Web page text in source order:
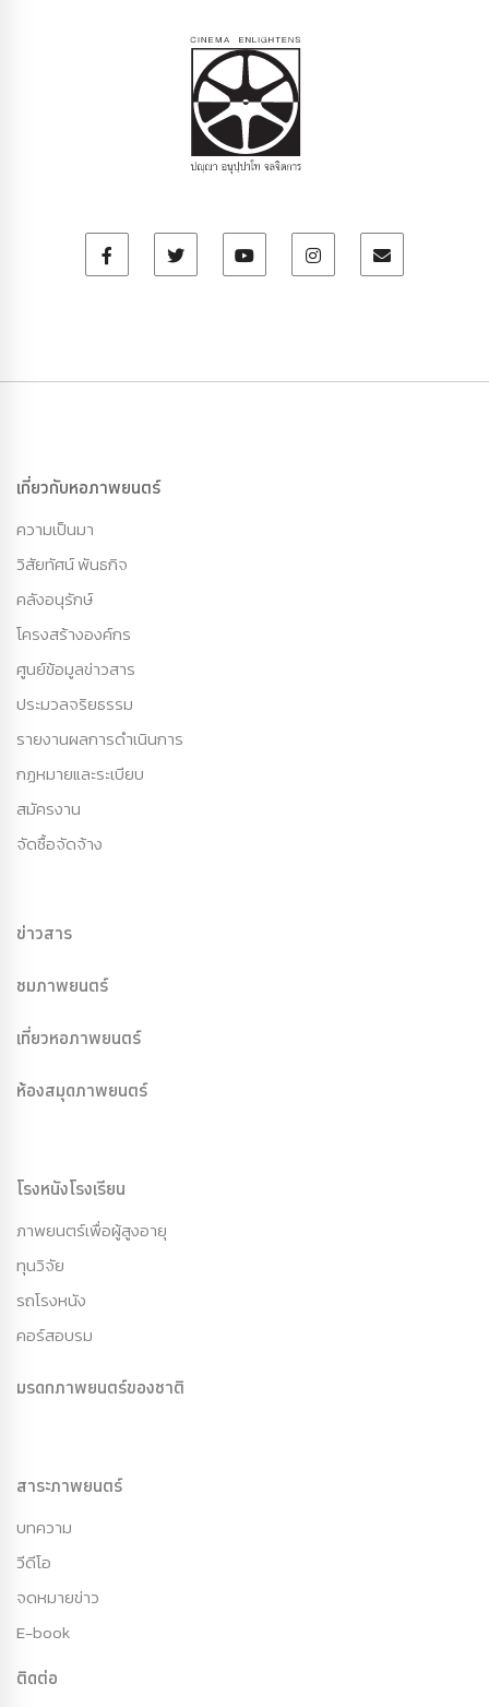
เกี่ยวกับหอภาพยนตร์
ความเป็นมา
วิสัยทัศน์ พันธกิจ
คลังอนุรักษ์
โครงสร้างองค์กร
ศูนย์ข้อมูลข่าวสาร
ประมวลจริยธรรม
รายงานผลการดำเนินการ
กฏหมายและระเบียบ
สมัครงาน
จัดซื้อจัดจ้าง
ข่าวสาร
ชมภาพยนตร์
เที่ยวหอภาพยนตร์
ห้องสมุดภาพยนตร์
โรงหนังโรงเรียน
ภาพยนตร์เพื่อผู้สูงอายุ
ทุนวิจัย
รถโรงหนัง
คอร์สอบรม
มรดกภาพยนตร์ของชาติ
สาระภาพยนตร์
บทความ
วีดีโอ
จดหมายข่าว
E-book
ติดต่อ